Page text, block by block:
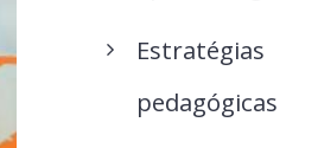
Estratégias
pedagógicas